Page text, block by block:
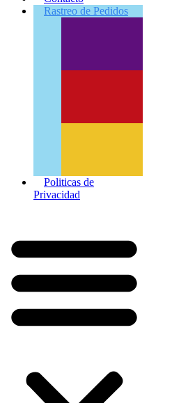
Rastreo de Pedidos
Politicas de
Privacidad